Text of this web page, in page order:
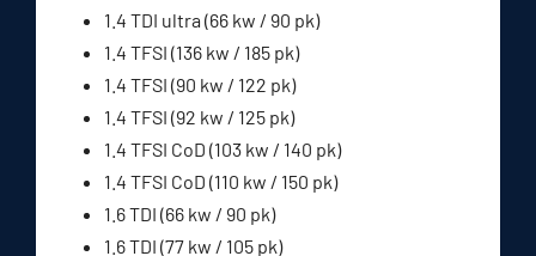
1.4 TDI ultra (66 kw / 90 pk)
1.4 TFSI (136 kw / 185 pk)
1.4 TFSI (90 kw / 122 pk)
1.4 TFSI (92 kw / 125 pk)
1.4 TFSI CoD (103 kw / 140 pk)
1.4 TFSI CoD (110 kw / 150 pk)
1.6 TDI (66 kw / 90 pk)
1.6 TDI (77 kw / 105 pk)